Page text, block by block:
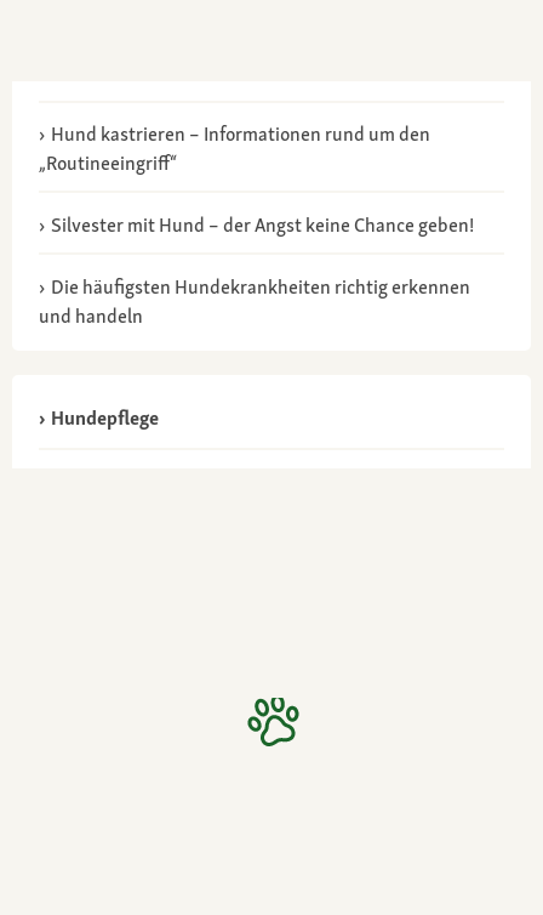
Hund kastrieren – Informationen rund um den
„Routineeingriff“
Silvester mit Hund – der Angst keine Chance geben!
Die häufigsten Hundekrankheiten richtig erkennen
und handeln
Hundepflege